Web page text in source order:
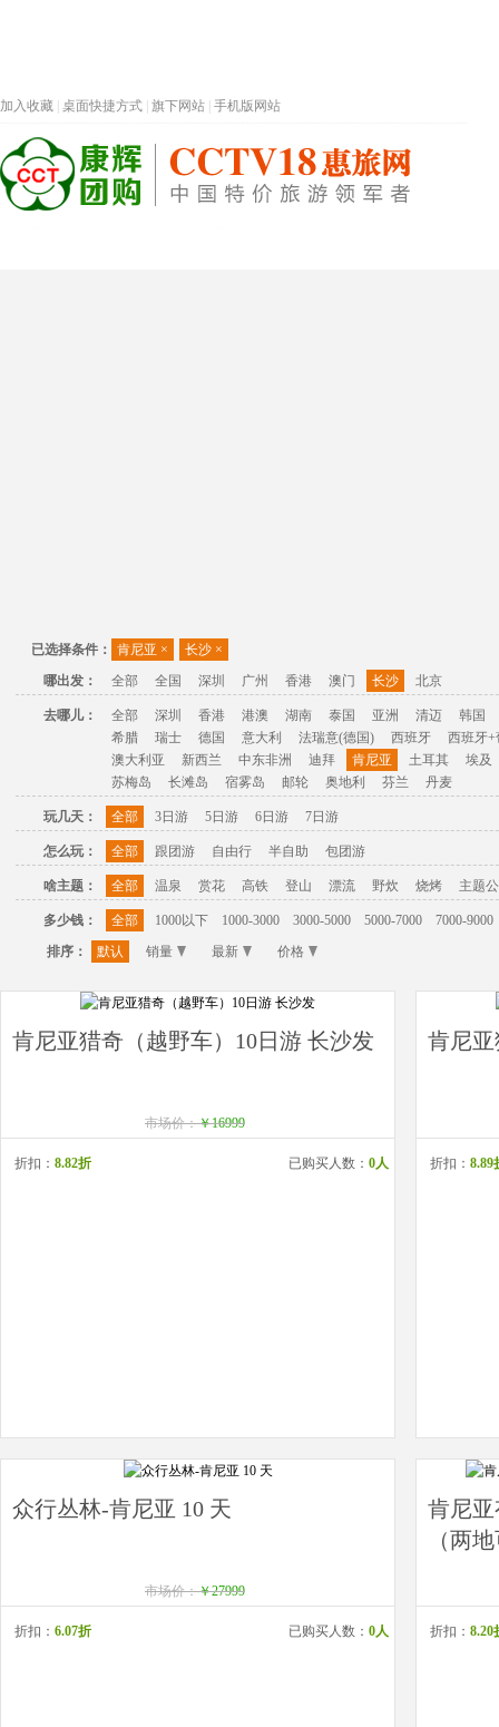
加入收藏 桌面快捷方式 旗下网站 手机版网站
已选择条件： 肯尼亚 × 长沙 ×
哪出发：
全部 全国 深圳 广州 香港 澳门 长沙 北京
去哪儿： 全部 深圳 香港 港澳 湖南 泰国 亚洲 清迈
韩国
希腊
瑞士 德国 意大利 法瑞意(德国) 西班牙
西班牙+
澳大利亚
新西兰 中东非洲 迪拜 肯尼亚 土耳其
埃及
苏梅岛
长滩岛 宿雾岛 邮轮 奥地利 芬兰 丹麦
玩几天： 全部 3日游 5日游 6日游 7日游
怎么玩： 全部 跟团游 自由行 半自助 包团游
啥主题： 全部 温泉 赏花 高铁 登山 漂流 野炊 烧烤 主题
多少钱： 全部 1000以下 1000-3000 3000-5000 5000-7000
7000-9000
排序：
默认 销量 最新 价格
肯尼亚猎奇（越野车）10日游 长沙发
市场价：￥16999
折扣： 8.82折 已购买人数： 0人
肯尼
折扣： 8.89
众行丛林-肯尼亚 10 天
市场价：￥27999
折扣： 6.07折 已购买人数： 0人
肯尼
（两
折扣： 8.20